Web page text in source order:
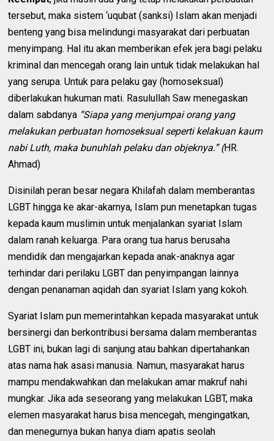
tersebut, maka sistem ‘uqubat (sanksi) Islam akan menjadi
benteng yang bisa melindungi masyarakat dari perbuatan
menyimpang. Hal itu akan memberikan efek jera bagi pelaku
kriminal dan mencegah orang lain untuk tidak melakukan hal
yang serupa. Untuk para pelaku gay (homoseksual)
diberlakukan hukuman mati. Rasulullah Saw menegaskan
dalam sabdanya “Siapa yang menjumpai orang yang
melakukan perbuatan homoseksual seperti kelakuan kaum
nabi Luth, maka bunuhlah pelaku dan objeknya.” (HR.
Ahmad)
Disinilah peran besar negara Khilafah dalam memberantas
LGBT hingga ke akar-akarnya, Islam pun menetapkan tugas
kepada kaum muslimin untuk menjalankan syariat Islam
dalam ranah keluarga. Para orang tua harus berusaha
mendidik dan mengajarkan kepada anak-anaknya agar
terhindar dari perilaku LGBT dan penyimpangan lainnya
dengan penanaman aqidah dan syariat Islam yang kokoh.
Syariat Islam pun memerintahkan kepada masyarakat untuk
bersinergi dan berkontribusi bersama dalam memberantas
LGBT ini, bukan lagi di sanjung atau bahkan dipertahankan
atas nama hak asasi manusia. Namun, masyarakat harus
mampu mendakwahkan dan melakukan amar makruf nahi
mungkar. Jika ada seseorang yang melakukan LGBT, maka
elemen masyarakat harus bisa mencegah, mengingatkan,
dan menegurnya bukan hanya diam apatis seolah